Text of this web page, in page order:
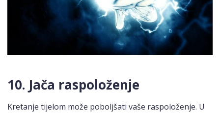
10. Jača raspoloženje
Kretanje tijelom može poboljšati vaše raspoloženje. U